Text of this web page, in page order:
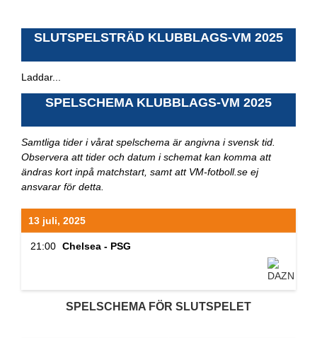
SLUTSPELSTRÄD KLUBBLAGS-VM 2025
Laddar...
SPELSCHEMA KLUBBLAGS-VM 2025
Samtliga tider i vårat spelschema är angivna i svensk tid.
Observera att tider och datum i schemat kan komma att
ändras kort inpå matchstart, samt att VM-fotboll.se ej
ansvarar för detta.
13 juli, 2025
21:00 Chelsea - PSG
SPELSCHEMA FÖR SLUTSPELET